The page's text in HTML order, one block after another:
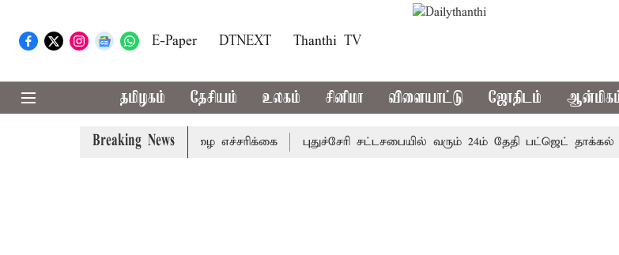
E-Paper DTNEXT Thanthi TV
தமிழகம் தேசியம் உலகம் சினிமா விளையாட்டு ஜோதிடம்
Breaking News
மாவட்டங்களுக்கு கன மழை எச்சரிக்கை புதுச்சேரி சட்டசபையில் வரும் 24ம் தேதி பட்ஜெட் தாக்கல்